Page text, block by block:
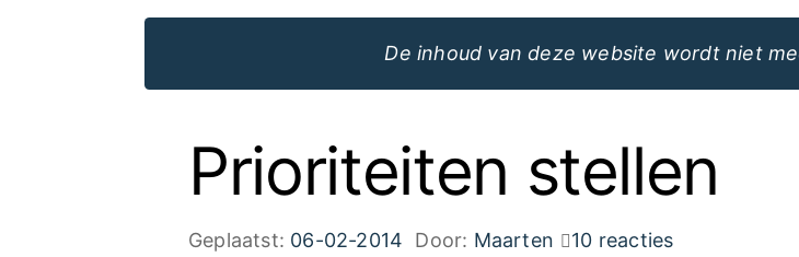
de
De inhoud van deze website wordt niet
Prioriteiten stellen
Geplaatst: 06-02-2014 Door: Maarten 10 reacties